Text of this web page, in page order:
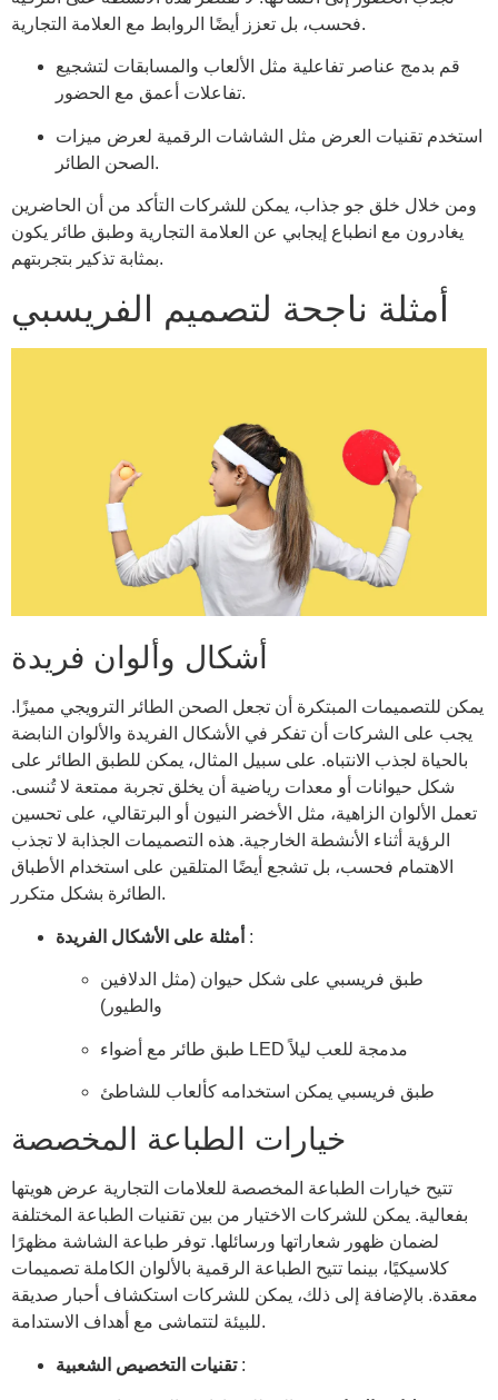
فحسب، بل تعزز أيضًا الروابط مع العلامة التجارية.
قم بدمج عناصر تفاعلية مثل الألعاب والمسابقات لتشجيع
تفاعلات أعمق مع الحضور.
استخدم تقنيات العرض مثل الشاشات الرقمية لعرض ميزات
الصحن الطائر.
ومن خلال خلق جو جذاب، يمكن للشركات التأكد من أن الحاضرين
يغادرون مع انطباع إيجابي عن العلامة التجارية وطبق طائر يكون
بمثابة تذكير بتجربتهم.
أمثلة ناجحة لتصميم الفريسبي
أشكال وألوان فريدة
يمكن للتصميمات المبتكرة أن تجعل الصحن الطائر الترويجي مميزًا.
يجب على الشركات أن تفكر في الأشكال الفريدة والألوان النابضة
بالحياة لجذب الانتباه. على سبيل المثال، يمكن للطبق الطائر على
شكل حيوانات أو معدات رياضية أن يخلق تجربة ممتعة لا تُنسى.
تعمل الألوان الزاهية، مثل الأخضر النيون أو البرتقالي، على تحسين
الرؤية أثناء الأنشطة الخارجية. هذه التصميمات الجذابة لا تجذب
الاهتمام فحسب، بل تشجع أيضًا المتلقين على استخدام الأطباق
الطائرة بشكل متكرر.
:
طبق فريسبي على شكل حيوان (مثل الدلافين
والطيور)
طبق فريسبي يمكن استخدامه كألعاب للشاطئ
خيارات الطباعة المخصصة
تتيح خيارات الطباعة المخصصة للعلامات التجارية عرض هويتها
بفعالية. يمكن للشركات الاختيار من بين تقنيات الطباعة المختلفة
لضمان ظهور شعاراتها ورسائلها. توفر طباعة الشاشة مظهرًا
كلاسيكيًا، بينما تتيح الطباعة الرقمية بالألوان الكاملة تصميمات
معقدة. بالإضافة إلى ذلك، يمكن للشركات استكشاف أحبار صديقة
للبيئة لتتماشى مع أهداف الاستدامة.
تقنيات التخصيص الشعبية :